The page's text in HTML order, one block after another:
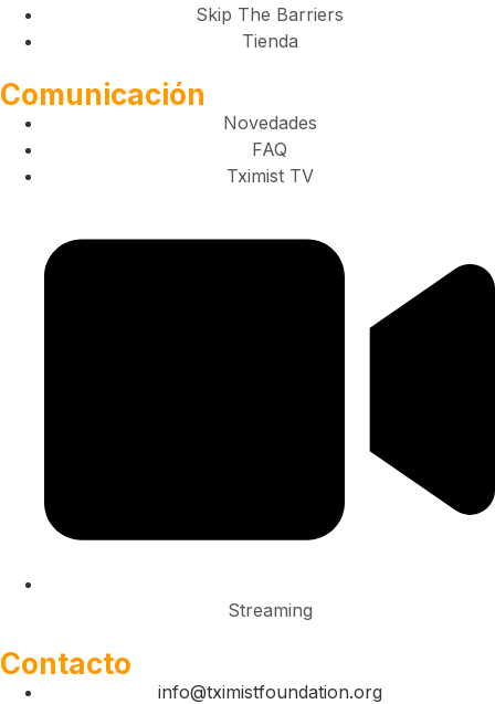
Skip The Barriers
Tienda
Comunicación
Novedades
FAQ
Tximist TV
Streaming
Contacto
info@tximistfoundation.org